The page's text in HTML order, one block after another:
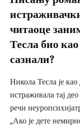
читаоце
Тесла био
сазнали?
Никола Тесла је
истраживала тај
речи
„Ако је дете